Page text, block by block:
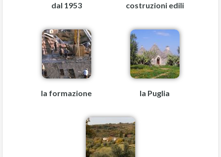
dal 1953 costruzioni edili
la formazione la Puglia